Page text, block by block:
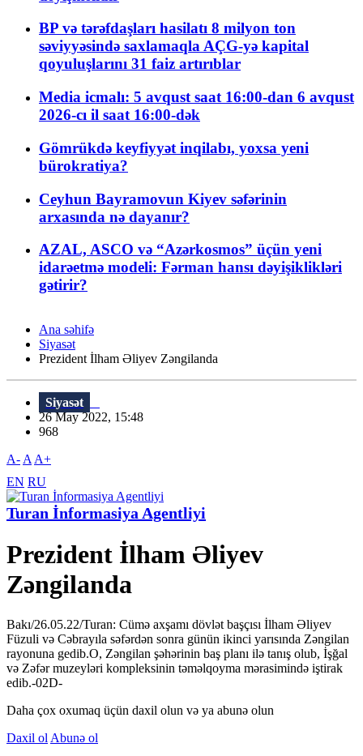
BP və tərəfdaşları hasilatı 8 milyon ton
səviyyəsində saxlamaqla AÇG-yə kapital
qoyuluşlarını 31 faiz artırıblar
Media icmalı: 5 avqust saat 16:00-dan 6 avqust
2026-cı il saat 16:00-dək
Gömrükdə keyfiyyət inqilabı, yoxsa yeni
bürokratiya?
Ceyhun Bayramovun Kiyev səfərinin
arxasında nə dayanır?
AZAL, ASCO və “Azərkosmos” üçün yeni
idarəetmə modeli: Fərman hansı dəyişiklikləri
gətirir?
Ana səhifə
Siyasət
Prezident İlham Əliyev Zəngilanda
Siyasət
26 May 2022, 15:48
968
A- A A+
EN RU
Turan İnformasiya Agentliyi
Prezident İlham Əliyev
Zəngilanda
Bakı/26.05.22/Turan: Cümə axşamı dövlət başçısı İlham Əliyev
Füzuli və Cəbrayıla səfərdən sonra günün ikinci yarısında Zəngilan
rayonuna gedib.O, Zəngilan şəhərinin baş planı ilə tanış olub, İşğal
və Zəfər muzeyləri kompleksinin təməlqoyma mərasimində iştirak
edib.-02D-
Daha çox oxumaq üçün daxil olun və ya abunə olun
Daxil ol Abunə ol